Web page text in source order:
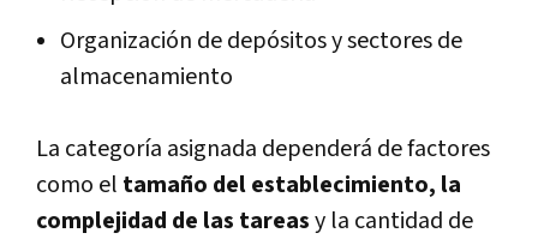
Organización de depósitos y sectores de
almacenamiento
La categoría asignada dependerá de factores
como el tamaño del establecimiento, la
complejidad de las tareasy la cantidad de